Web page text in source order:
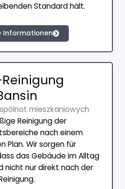
Standard hält.
Informationen
Reinigung
Reinigung der
nach einem
Plan. Wir sorgen für
das Gebäude im Alltag
nicht nur direkt nach der